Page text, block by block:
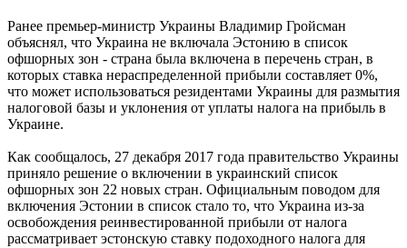
Ранее премьер-министр Украины Владимир Гройсман
объяснял, что Украина не включала Эстонию в список
офшорных зон - страна была включена в перечень стран, в
которых ставка нераспределенной прибыли составляет 0%,
что может использоваться резидентами Украины для размытия
налоговой базы и уклонения от уплаты налога на прибыль в
Украине.
Как сообщалось, 27 декабря 2017 года правительство Украины
приняло решение о включении в украинский список
офшорных зон 22 новых стран. Официальным поводом для
включения Эстонии в список стало то, что Украина из-за
освобождения реинвестированной прибыли от налога
рассматривает эстонскую ставку подоходного налога для